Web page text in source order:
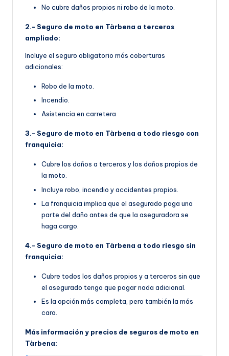
No cubre daños propios ni robo de la moto.
2.- Seguro de moto en Tàrbena a terceros
ampliado:
Incluye el seguro obligatorio más coberturas
adicionales:
Robo de la moto.
Incendio.
Asistencia en carretera
3.- Seguro de moto en Tàrbena a todo riesgo con
franquicia:
Cubre los daños a terceros y los daños propios de
la moto.
Incluye robo, incendio y accidentes propios.
La franquicia implica que el asegurado paga una
parte del daño antes de que la aseguradora se
haga cargo.
4.- Seguro de moto en Tàrbena a todo riesgo sin
franquicia:
Cubre todos los daños propios y a terceros sin que
el asegurado tenga que pagar nada adicional.
Es la opción más completa, pero también la más
cara.
Más información y precios de seguros de moto en
Tàrbena: